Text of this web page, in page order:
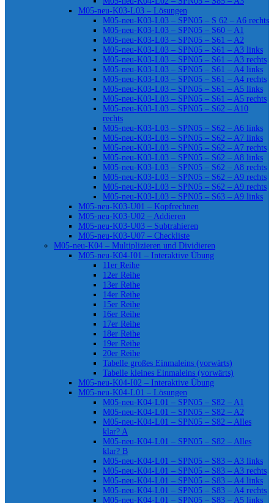
M05-neu-K03-L03 – Lösungen
M05-neu-K03-L03 – SPN05 – S 62 – A6 rechts
M05-neu-K03-L03 – SPN05 – S60 – A1
M05-neu-K03-L03 – SPN05 – S61 – A2
M05-neu-K03-L03 – SPN05 – S61 – A3 links
M05-neu-K03-L03 – SPN05 – S61 – A3 rechts
M05-neu-K03-L03 – SPN05 – S61 – A4 links
M05-neu-K03-L03 – SPN05 – S61 – A4 rechts
M05-neu-K03-L03 – SPN05 – S61 – A5 links
M05-neu-K03-L03 – SPN05 – S61 – A5 rechts
M05-neu-K03-L03 – SPN05 – S62 – A10
rechts
M05-neu-K03-L03 – SPN05 – S62 – A6 links
M05-neu-K03-L03 – SPN05 – S62 – A7 links
M05-neu-K03-L03 – SPN05 – S62 – A7 rechts
M05-neu-K03-L03 – SPN05 – S62 – A8 links
M05-neu-K03-L03 – SPN05 – S62 – A8 rechts
M05-neu-K03-L03 – SPN05 – S62 – A9 rechts
M05-neu-K03-L03 – SPN05 – S62 – A9 rechts
M05-neu-K03-L03 – SPN05 – S63 – A9 links
M05-neu-K03-U01 – Kopfrechnen
M05-neu-K03-U02 – Addieren
M05-neu-K03-U03 – Subtrahieren
M05-neu-K03-U07 – Checkliste
M05-neu-K04 – Multiplizieren und Dividieren
M05-neu-K04-I01 – Interaktive Übung
11er Reihe
12er Reihe
13er Reihe
14er Reihe
15er Reihe
16er Reihe
17er Reihe
18er Reihe
19er Reihe
20er Reihe
Tabelle großes Einmaleins (vorwärts)
Tabelle kleines Einmaleins (vorwärts)
M05-neu-K04-I02 – Interaktive Übung
M05-neu-K04-L01 – Lösungen
M05-neu-K04-L01 – SPN05 – S82 – A1
M05-neu-K04-L01 – SPN05 – S82 – A2
M05-neu-K04-L01 – SPN05 – S82 – Alles
klar? A
M05-neu-K04-L01 – SPN05 – S82 – Alles
klar? B
M05-neu-K04-L01 – SPN05 – S83 – A3 links
M05-neu-K04-L01 – SPN05 – S83 – A3 rechts
M05-neu-K04-L01 – SPN05 – S83 – A4 links
M05-neu-K04-L01 – SPN05 – S83 – A4 rechts
M05-neu-K04-L01 – SPN05 – S83 – A5 links